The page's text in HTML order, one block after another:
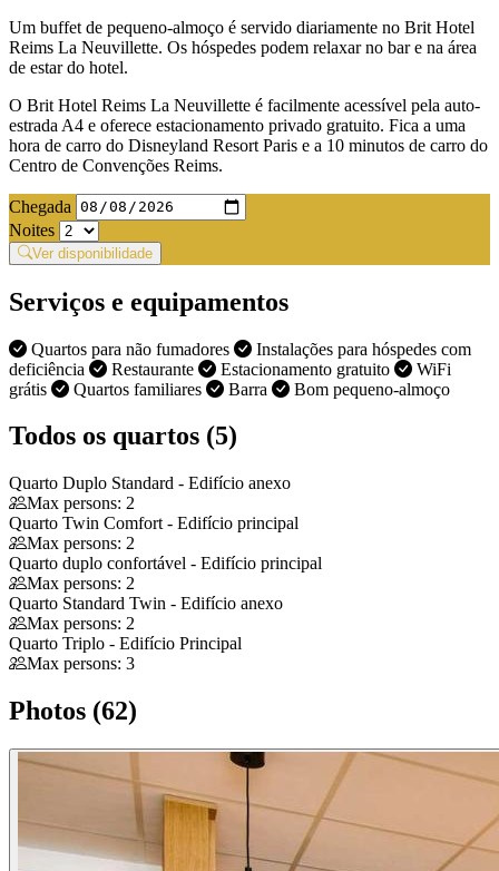
Um buffet de pequeno-almoço é servido diariamente no Brit Hotel
Reims La Neuvillette. Os hóspedes podem relaxar no bar e na área
de estar do hotel.
O Brit Hotel Reims La Neuvillette é facilmente acessível pela auto-
estrada A4 e oferece estacionamento privado gratuito. Fica a uma
hora de carro do Disneyland Resort Paris e a 10 minutos de carro do
Centro de Convenções Reims.
Chegada
Noites
Ver disponibilidade
Serviços e equipamentos
Quartos para não fumadores
Instalações para hóspedes com
deficiência
Restaurante Estacionamento gratuito
WiFi
grátis
Quartos familiares Barra Bom pequeno-almoço
Todos os quartos (5)
Quarto Duplo Standard - Edifício anexo
Max persons: 2
Quarto Twin Comfort - Edifício principal
Max persons: 2
Quarto duplo confortável - Edifício principal
Max persons: 2
Quarto Standard Twin - Edifício anexo
Max persons: 2
Quarto Triplo - Edifício Principal
Max persons: 3
Photos (62)